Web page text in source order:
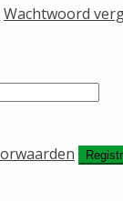
Wachtwoord